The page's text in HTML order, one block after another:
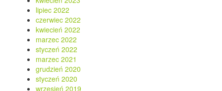
lipiec 2022
czerwiec 2022
kwiecień 2022
marzec 2022
styczeń 2022
marzec 2021
grudzień 2020
styczeń 2020
wrzesień 2019